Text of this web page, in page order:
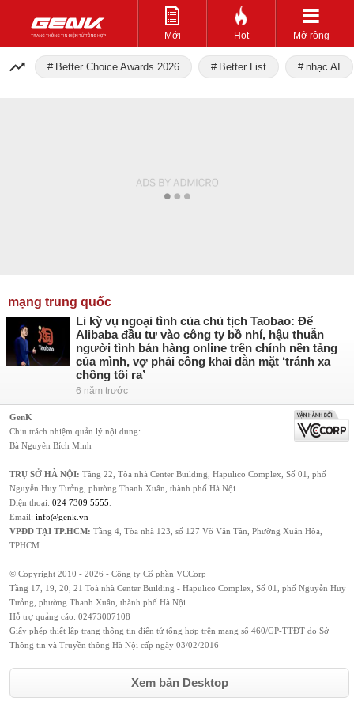
Mới Hot Mở rộng
Better Choice Awards 2026 Better List nhạc AI
mạng trung quốc
Li kỳ vụ ngoại tình của chủ tịch Taobao: Để
Alibaba đầu tư vào công ty bồ nhí, hậu thuẫn
người tình bán hàng online trên chính nền tảng
của mình, vợ phải công khai dằn mặt ‘tránh xa
chồng tôi ra’
6 năm trước
GenK
Chịu trách nhiệm quản lý nội dung:
Bà Nguyễn Bích Minh
TRỤ SỞ HÀ NỘI: Tầng 22, Tòa nhà Center Building, Hapulico Complex, Số 01, phố
Nguyễn Huy Tưởng, phường Thanh Xuân, thành phố Hà Nội
Điện thoại: 024 7309 5555
Email: info@genk.vn
VPĐD TẠI TP.HCM: Tầng 4, Tòa nhà 123, số 127 Võ Văn Tần, Phường Xuân Hòa,
TPHCM
© Copyright 2010 - 2026 - Công ty Cổ phần VCCorp
Tầng 17, 19, 20, 21 Toà nhà Center Building - Hapulico Complex, Số 01, phố Nguyễn Huy
Tưởng, phường Thanh Xuân, thành phố Hà Nội
Hỗ trợ quảng cáo: 02473007108
Giấy phép thiết lập trang thông tin điện tử tổng hợp trên mạng số 460/GP-TTĐT do Sở
Thông tin và Truyền thông Hà Nội cấp ngày 03/02/2016
Xem bản Desktop